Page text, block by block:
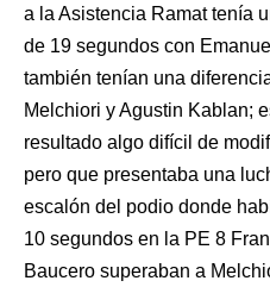
a la Asistencia Ramat tenía
de 19 segundos con
también tenían una
Melchiori y Agustin Kablan;
resultado algo difícil de
pero que presentaba una
escalón del podio donde
10 segundos en la PE 8
Baucero superaban a